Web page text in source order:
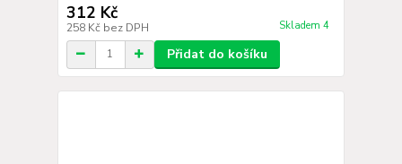
312 Kč
258 Kč bez DPH Skladem 4
Přidat do košíku